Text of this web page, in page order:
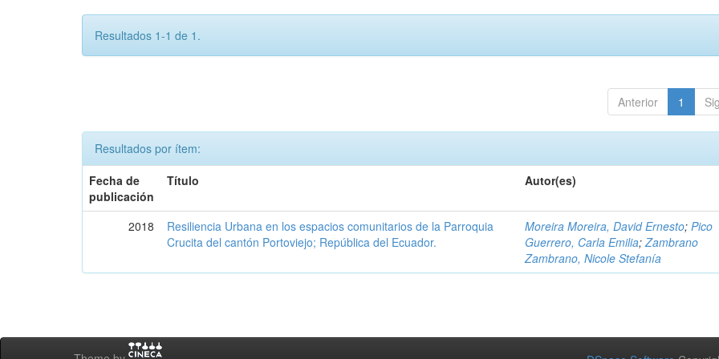
Resultados 1-1 de 1.
Anterior 1
Resultados por ítem:
Fecha de
publicación
Título Autor(es)
2018
Resiliencia Urbana en los espacios comunitarios de la Parroquia
Crucita del cantón Portoviejo; República del Ecuador.
Moreira Moreira, David Ernesto;Pico
Guerrero, Carla Emilia;Zambrano
Zambrano, Nicole Stefanía